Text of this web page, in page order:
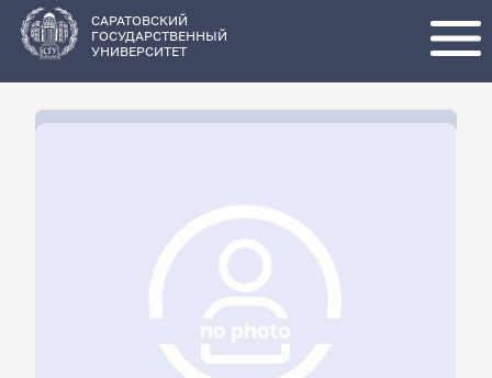
основному
содержанию
САРАТОВСКИЙ
ГОСУДАРСТВЕННЫЙ
УНИВЕРСИТЕТ